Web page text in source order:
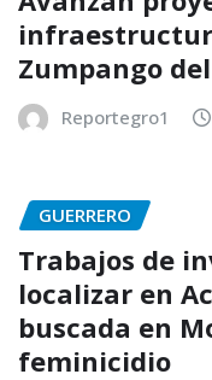
Zumpango
Reportegro1
GUERRERO
Trabajos de
localizar en
buscada en
feminicidio